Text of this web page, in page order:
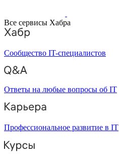
Все сервисы Хабра
Сообщество IT-специалистов
Ответы на любые вопросы об IT
Профессиональное развитие в IT